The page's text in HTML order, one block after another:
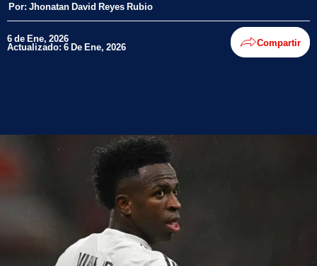
Por: Jhonatan David Reyes Rubio
6 de Ene, 2026
Actualizado: 6 De Ene, 2026 Compartir